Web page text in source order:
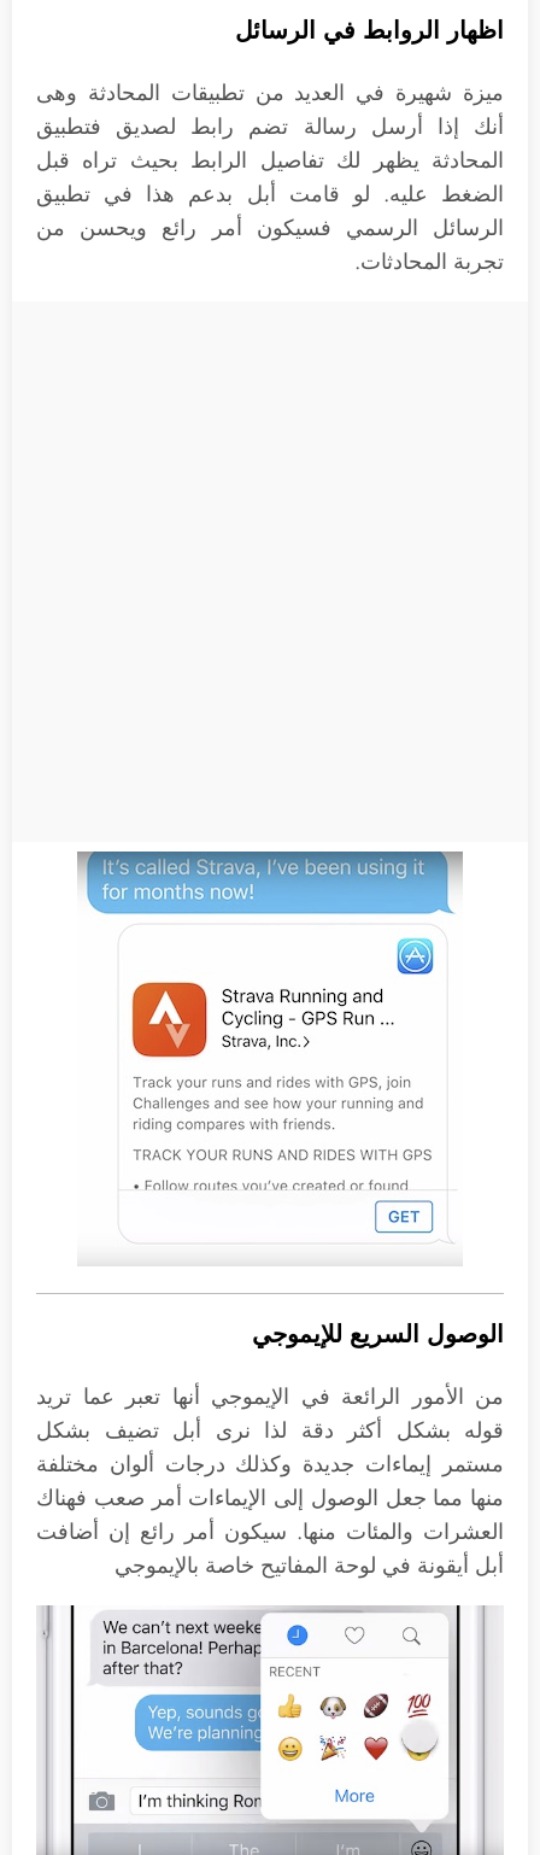
اظهار الروابط في الرسائل
ميزة شهيرة في العديد من تطبيقات المحادثة وهى
أنك إذا أرسل رسالة تضم رابط لصديق فتطبيق
المحادثة يظهر لك تفاصيل الرابط بحيث تراه قبل
الضغط عليه. لو قامت أبل بدعم هذا في تطبيق
الرسائل الرسمي فسيكون أمر رائع ويحسن من
تجربة المحادثات.
الوصول السريع للإيموجي
من الأمور الرائعة في الإيموجي أنها تعبر عما تريد
قوله بشكل أكثر دقة لذا نرى أبل تضيف بشكل
مستمر إيماءات جديدة وكذلك درجات ألوان مختلفة
منها مما جعل الوصول إلى الإيماءات أمر صعب فهناك
العشرات والمئات منها. سيكون أمر رائع إن أضافت
أبل أيقونة في لوحة المفاتيح خاصة بالإيموجي